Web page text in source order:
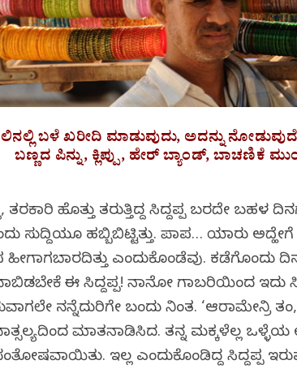
ಬಳೆ ಖರೀದಿ ಮಾಡುವುದು, ಅದನ್ನು
ಬಣ್ಣದ ಪಿನ್ನು, ಕ್ಲಿಪ್ಪು, ಹೇರ್ ಬ್ಯಾಂಡ್, ಬಾಚಣಿಕೆ
ತರಕಾರಿ ಹೊತ್ತು ತರುತ್ತಿದ್ದ ಸಿದ್ದಪ್ಪ ಬರದೇ ಬಹಳ
ಸುದ್ದಿಯೂ ಹಬ್ಬಿಬಿಟ್ಟಿತ್ತು. ಪಾಪ… ಯಾರು
ಎಂದುಕೊಂಡೆವು. ಕಡೆಗೊಂದು
ಈ ಸಿದ್ದಪ್ಪ! ನಾನೋ ಗಾಬರಿಯಿಂದ
ನನ್ನೆದುರಿಗೇ ಬಂದು ನಿಂತ. ‘ಆರಾಮೇನ್ರಿ
ಮಾತನಾಡಿಸಿದ. ತನ್ನ ಮಕ್ಕಳೆಲ್ಲ ಒಳ್ಳೆಯ
ಇಲ್ಲ ಎಂದುಕೊಂಡಿದ್ದ ಸಿದ್ದಪ್ಪ